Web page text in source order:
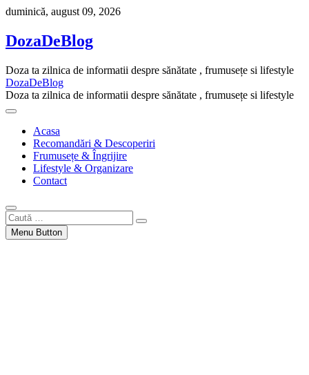
Skip
content
duminică, august 09, 2026
DozaDeBlog
Doza ta zilnica de informatii despre sănătate , frumusețe si lifestyle
DozaDeBlog
Doza ta zilnica de informatii despre sănătate , frumusețe si lifestyle
Acasa
Recomandări & Descoperiri
Frumusețe & Îngrijire
Lifestyle & Organizare
Contact
Caută
…Menu Button